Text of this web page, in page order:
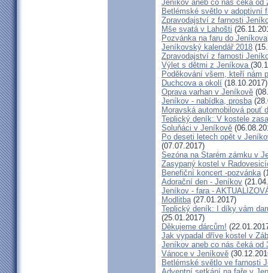
Jeníkov aneb co nás čeká od
Betlémské světlo v adoptivní
Zpravodajství z farnosti
Mše svatá v Lahošti
Pozvánka na faru do Jeníkova
Jeníkovský kalendář 2018
Zpravodajství z farnosti
Výlet s dětmi z Jeníkova
Poděkování všem, kteří nám
Duchcova a okolí (18.10.2017)
Oprava varhan v Jeníkově
Jeníkov - nabídka, prosba
Moravská automobilová pouť
Teplický deník: V kostele
Soluňáci v Jeníkově
Po deseti letech opět v
(07.07.2017)
Sezóna na Starém zámku v
Zasypaný kostel v
Benefiční koncert -pozvánka
Adorační den - Jeníkov
Jeníkov - fara -
Modlitba(27.01.2017)
Teplický deník: I díky vám
(25.01.2017)
Děkujeme dárcům!
Jak vypadal dříve kostel v
Jeníkov aneb co nás čeká od
Vánoce v Jeníkově
Betlémské světlo ve farnosti